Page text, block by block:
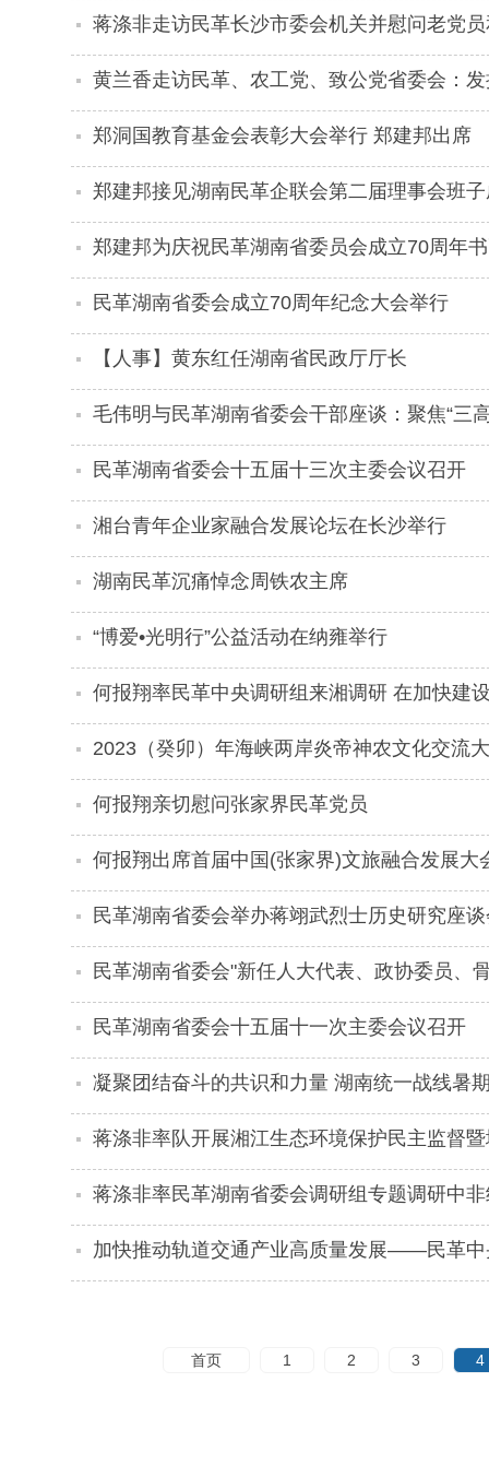
蒋涤非走访民革长沙市委会机关并慰问老党
黄兰香走访民革、农工党、致公党省委会：
郑洞国教育基金会表彰大会举行 郑建邦出席
郑建邦接见湖南民革企联会第二届理事会班
郑建邦为庆祝民革湖南省委员会成立70周年
民革湖南省委会成立70周年纪念大会举行
【人事】黄东红任湖南省民政厅厅长
毛伟明与民革湖南省委会干部座谈：聚焦“三
民革湖南省委会十五届十三次主委会议召开
湘台青年企业家融合发展论坛在长沙举行
湖南民革沉痛悼念周铁农主席
“博爱•光明行”公益活动在纳雍举行
何报翔率民革中央调研组来湘调研 在加快建
南担当
2023（癸卯）年海峡两岸炎帝神农文化交流
何报翔亲切慰问张家界民革党员
何报翔出席首届中国(张家界)文旅融合发展大
民革湖南省委会举办蒋翊武烈士历史研究座
民革湖南省委会"新任人大代表、政协委员、
山干部学院举办
民革湖南省委会十五届十一次主委会议召开
凝聚团结奋斗的共识和力量 湖南统一战线暑
蒋涤非率队开展湘江生态环境保护民主监督
蒋涤非率民革湖南省委会调研组专题调研中
加快推动轨道交通产业高质量发展——民革
首页 1 2 3 4